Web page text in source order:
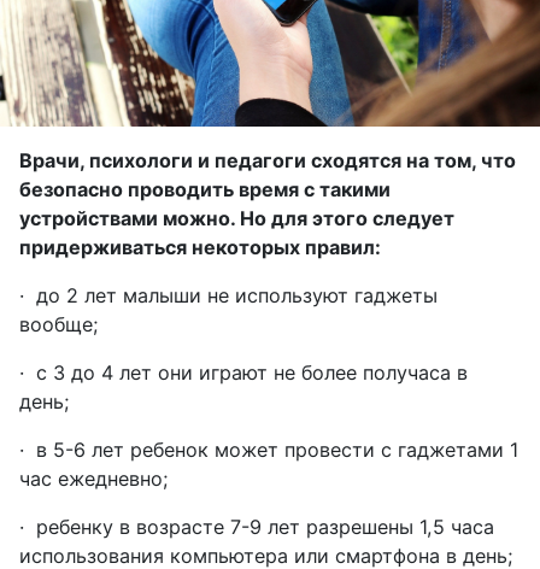
Врачи, психологи и педагоги сходятся на том, что
безопасно проводить время с такими
устройствами можно. Но для этого следует
придерживаться некоторых правил:
· до 2 лет малыши не используют гаджеты
вообще;
· с 3 до 4 лет они играют не более получаса в
день;
· в 5-6 лет ребенок может провести с гаджетами 1
час ежедневно;
· ребенку в возрасте 7-9 лет разрешены 1,5 часа
использования компьютера или смартфона в день;